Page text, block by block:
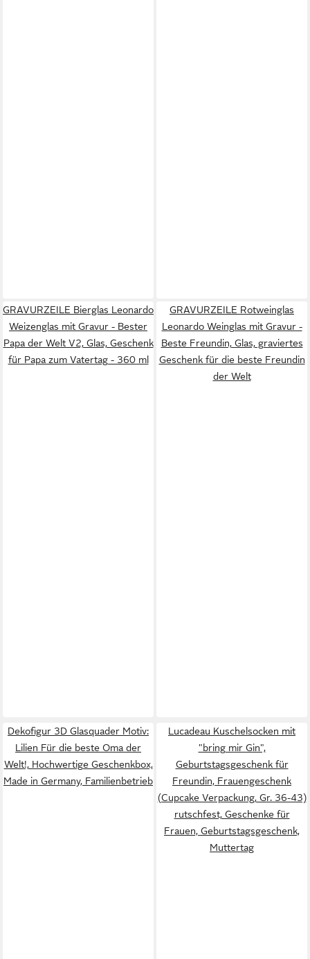
GRAVURZEILE Bierglas Leonardo
Weizenglas mit Gravur - Bester
Papa der Welt V2, Glas, Geschenk
für Papa zum Vatertag - 360 ml
GRAVURZEILE Rotweinglas
Leonardo Weinglas mit Gravur -
Beste Freundin, Glas, graviertes
Geschenk für die beste Freundin
der Welt
Dekofigur 3D Glasquader Motiv:
Lilien Für die beste Oma der
Welt!, Hochwertige Geschenkbox,
Made in Germany, Familienbetrieb
Lucadeau Kuschelsocken mit
"bring mir Gin",
Geburtstagsgeschenk für
Freundin, Frauengeschenk
(Cupcake Verpackung, Gr. 36-43)
rutschfest, Geschenke für
Frauen, Geburtstagsgeschenk,
Muttertag